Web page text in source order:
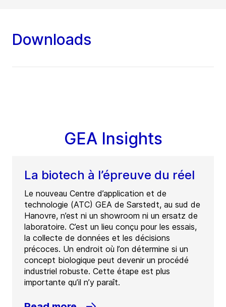
Downloads
GEA Insights
La biotech à l’épreuve du réel
Le nouveau Centre d’application et de
technologie (ATC) GEA de Sarstedt, au sud de
Hanovre, n’est ni un showroom ni un ersatz de
laboratoire. C’est un lieu conçu pour les essais,
la collecte de données et les décisions
précoces. Un endroit où l’on détermine si un
concept biologique peut devenir un procédé
industriel robuste. Cette étape est plus
importante qu’il n’y paraît.